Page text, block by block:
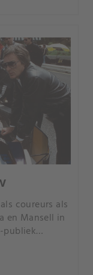
coureurs als
en Mansell in
publiek